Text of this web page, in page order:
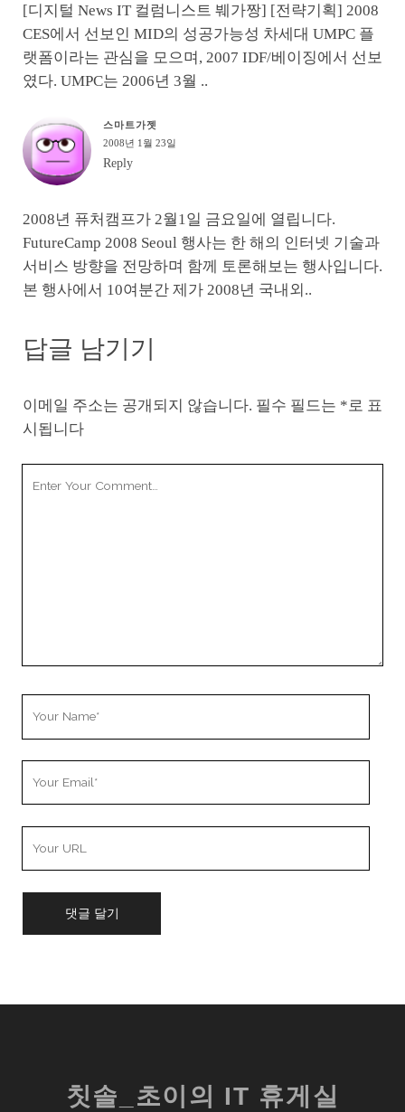
[디지털 News IT 컬럼니스트 붸가짱] [전략기획] 2008
CES에서 선보인 MID의 성공가능성 차세대 UMPC 플
랫폼이라는 관심을 모으며, 2007 IDF/베이징에서 선보
였다. UMPC는 2006년 3월 ..
스마트가젯
2008년 1월 23일
Reply
2008년 퓨처캠프가 2월1일 금요일에 열립니다.
FutureCamp 2008 Seoul 행사는 한 해의 인터넷 기술과
서비스 방향을 전망하며 함께 토론해보는 행사입니다.
본 행사에서 10여분간 제가 2008년 국내외..
답글 남기기
이메일 주소는 공개되지 않습니다. 필수 필드는 *로 표
시됩니다
칫솔_초이의 IT 휴게실